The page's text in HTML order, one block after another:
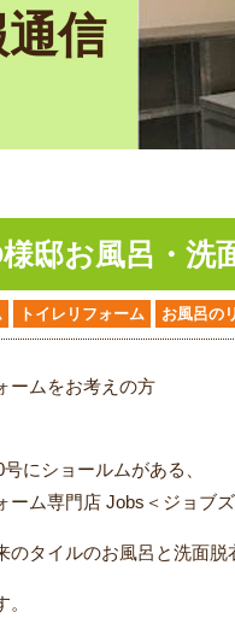
信
邸お風呂・洗
トイレリフォーム お風呂の
ームをお考えの方
にショールムがある、
ーム専門店 Jobs＜ジョブ
タイルのお風呂と洗面